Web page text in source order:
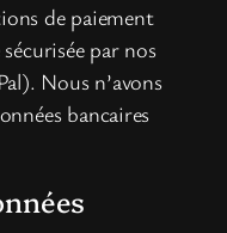
de paiement
par nos
Nous n’avons
bancaires